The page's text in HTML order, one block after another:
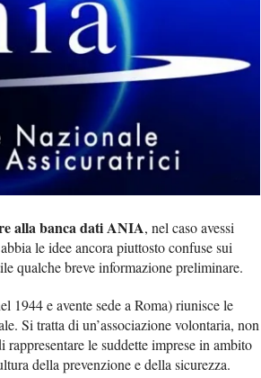
alla banca dati ANIA, nel caso avessi
le idee ancora piuttosto confuse sui
qualche breve informazione preliminare.
1944 e avente sede a Roma) riunisce le
Si tratta di un’associazione volontaria, non
le suddette imprese in ambito
della prevenzione e della sicurezza.